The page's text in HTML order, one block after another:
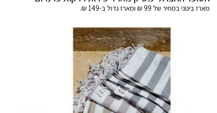
מארז בינוני במחיר של 99 ₪ ומארז גדול ב-149 ₪.